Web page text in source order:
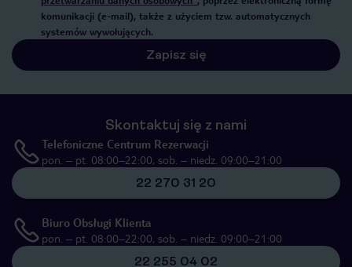
komunikacji (e-mail), także z użyciem tzw. automatycznych
systemów wywołujących.
Zapisz się
Skontaktuj się z nami
Telefoniczne Centrum Rezerwacji
pon. – pt. 08:00–22:00, sob. – niedz. 09:00–21:00
22 270 31 20
Biuro Obsługi Klienta
pon. – pt. 08:00–22:00, sob. – niedz. 09:00–21:00
22 255 04 02